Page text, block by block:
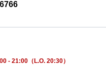
- 21:00（L.O. 20:30）